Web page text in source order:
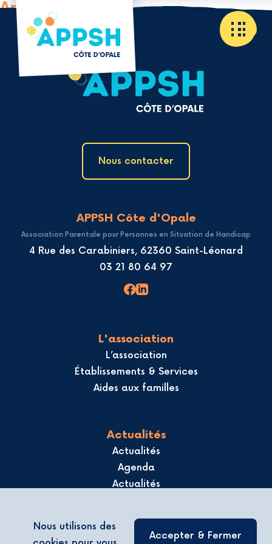
Archives
Nous contacter
APPSH Côte d'Opale
Association Parentale pour Personnes en Situation de Handicap
4 Rue des Carabiniers, 62360 Saint-Léonard
03 21 80 64 97
L'association
L’association
Établissements & Services
Aides aux familles
Actualités
Actualités
Agenda
Actualités
Magazine Horizon
Nous utilisons des
Accepter & Fermer